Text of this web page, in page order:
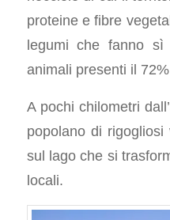
proteine e fibre
legumi che fanno
animali presenti il
A pochi chilometri
popolano di
sul lago che si
locali.